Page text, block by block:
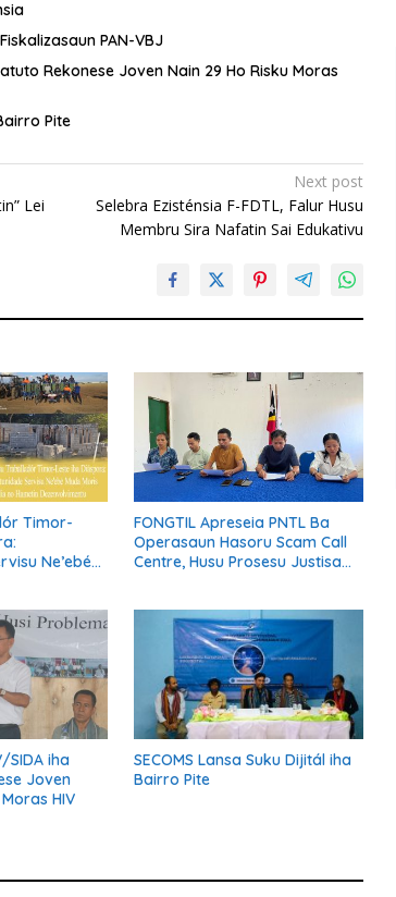
PAN-VBJ
Rekonese Joven Nain 29 Ho Risku Moras
Pite
Lei
Next post
Selebra Ezisténsia F-FDTL, Falur Husu
Membru Sira Nafatin Sai Edukativu
Timor-
Ne’ebé
FONGTIL Apreseia PNTL Ba
Operasaun Hasoru Scam Call
Centre, Husu Prosesu Justisa
SIDA iha
Joven
HIV
SECOMS Lansa Suku Dijitál iha
Bairro Pite